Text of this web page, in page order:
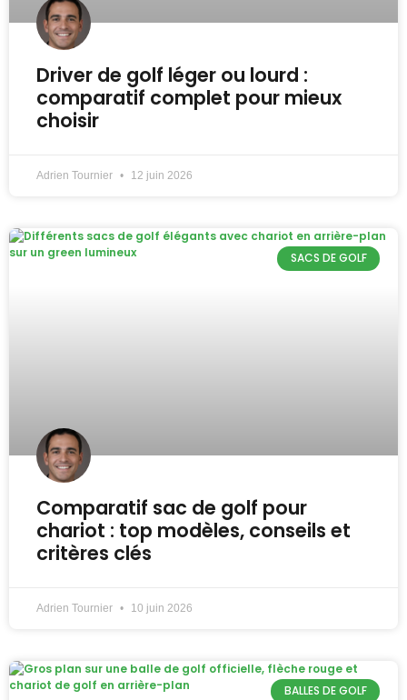
Driver de golf léger ou lourd :
comparatif complet pour mieux
choisir
Adrien Tournier 12 juin 2026
SACS DE GOLF
Comparatif sac de golf pour
chariot : top modèles, conseils et
critères clés
Adrien Tournier 10 juin 2026
BALLES DE GOLF